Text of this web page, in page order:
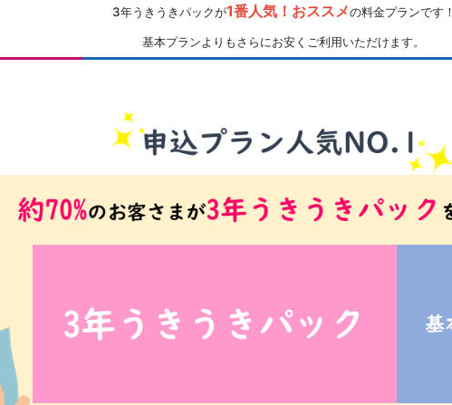
3年うきうきパックが1番人気！おススメの料金プランです！
基本プランよりもさらにお安くご利用いただけます。